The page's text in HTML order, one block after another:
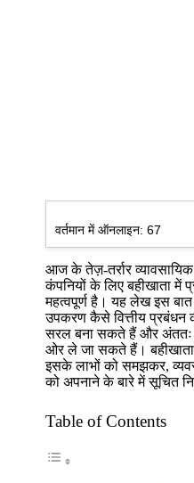
वर्तमान में ऑनलाइन:67
आज के तेज़-तर्रार व्यावसायिक
कंपनियों के लिए बहीखाता में
महत्वपूर्ण है। यह लेख इस
उपकरण कैसे वित्तीय प्रबंधन
सरल बना सकते हैं और अंततः
ओर ले जा सकते हैं। बहीखाता
इसके लाभों को समझकर,
को अपनाने के बारे में सूचित
Table of Contents